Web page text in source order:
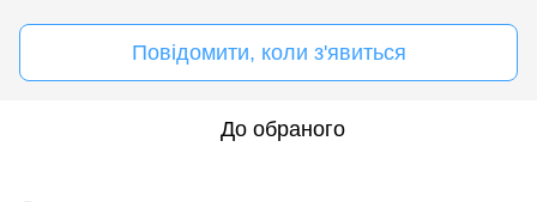
Повідомити, коли з'явиться
До обраного